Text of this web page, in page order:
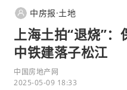
中房报·土地
上海土拍“退烧”：
中铁建落子松江
中国房地产网
2025-05-09 18:33